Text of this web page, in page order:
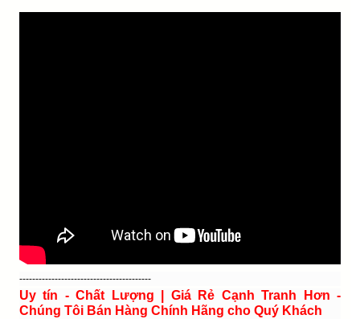
-----------------------------------------
Uy tín - Chất Lượng | Giá Rẻ Cạnh Tranh Hơn -
Chúng Tôi Bán Hàng Chính Hãng cho Quý Khách